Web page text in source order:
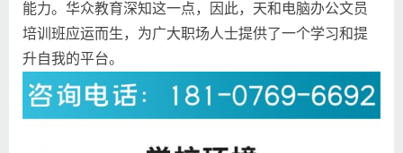
能力。华众教育深知这一点，因此，天和电脑办公文员
培训班应运而生，为广大职场人士提供了一个学习和提
升自我的平台。